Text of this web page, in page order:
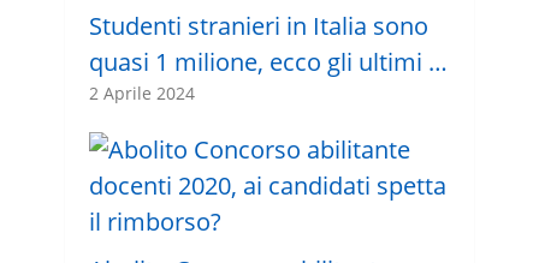
Studenti stranieri in Italia sono
quasi 1 milione, ecco gli ultimi …
2 Aprile 2024